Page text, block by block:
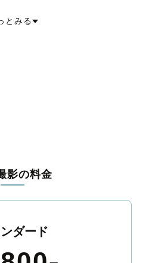
町 加茂郡富加町
とみる
影の料金
ダード